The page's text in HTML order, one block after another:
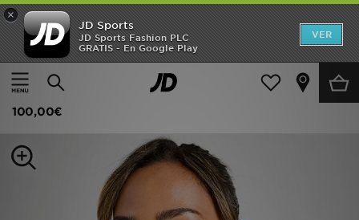
×
JD Sports
JD Sports Fashion PLC
GRATIS - En Google Play
VER
Página principal
Mujer Ropa de mujer Camisetas
Nike Chelsea FC 2025/26 Home Shirt Women's
100,00€
Hombre
Mujer
Estilo